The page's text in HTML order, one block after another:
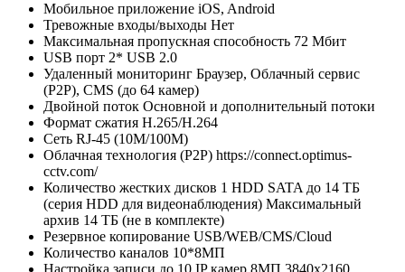
Мобильное приложение iOS, Android
Тревожные входы/выходы Нет
Максимальная пропускная способность 72 Мбит
USB порт 2* USB 2.0
Удаленный мониторинг Браузер, Облачный сервис
(P2P), CMS (до 64 камер)
Двойной поток Основной и дополнительный потоки
Формат сжатия H.265/H.264
Сеть RJ-45 (10M/100M)
Облачная технология (P2P) https://connect.optimus-
cctv.com/
Количество жестких дисков 1 HDD SATA до 14 ТБ
(серия HDD для видеонаблюдения) Максимальный
архив 14 ТБ (не в комплекте)
Резервное копирование USB/WEB/CMS/Cloud
Количество каналов 10*8МП